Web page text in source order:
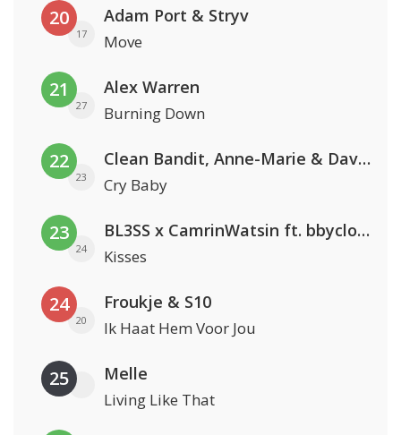
20
17
Adam Port & Stryv
Move
21
27
Alex Warren
Burning Down
22
23
Clean Bandit, Anne-Marie & David Guetta
Cry Baby
23
24
BL3SS x CamrinWatsin ft. bbyclose
Kisses
24
20
Froukje & S10
Ik Haat Hem Voor Jou
25 Melle
Living Like That